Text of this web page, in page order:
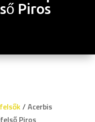
Piros
/ Acerbis